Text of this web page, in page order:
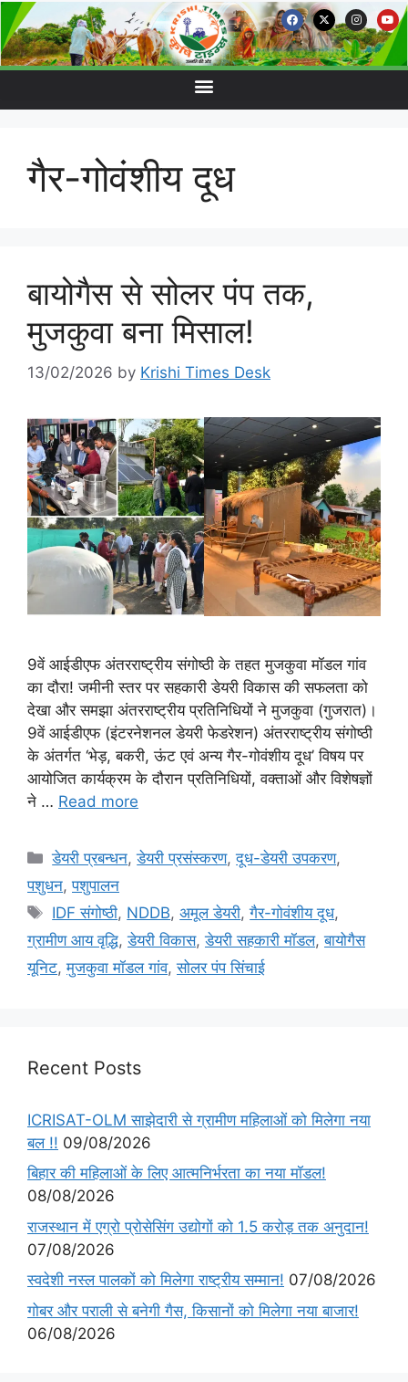
गैर-गोवंशीय दूध
बायोगैस से सोलर पंप तक,
मुजकुवा बना मिसाल!
13/02/2026 by Krishi Times Desk
9वें आईडीएफ अंतरराष्ट्रीय संगोष्ठी के तहत मुजकुवा मॉडल गांव
का दौरा! जमीनी स्तर पर सहकारी डेयरी विकास की सफलता को
देखा और समझा अंतरराष्ट्रीय प्रतिनिधियों ने मुजकुवा (गुजरात)।
9वें आईडीएफ (इंटरनेशनल डेयरी फेडरेशन) अंतरराष्ट्रीय संगोष्ठी
के अंतर्गत ‘भेड़, बकरी, ऊंट एवं अन्य गैर-गोवंशीय दूध’ विषय पर
आयोजित कार्यक्रम के दौरान प्रतिनिधियों, वक्ताओं और विशेषज्ञों
ने … Read more
डेयरी प्रबन्धन,डेयरी प्रसंस्करण,दूध-डेयरी उपकरण,
पशुधन,पशुपालन
IDF संगोष्ठी, NDDB,अमूल डेयरी,गैर-गोवंशीय दूध,
ग्रामीण आय वृद्धि,डेयरी विकास,डेयरी सहकारी मॉडल,बायोगैस
यूनिट,मुजकुवा मॉडल गांव,सोलर पंप सिंचाई
Recent Posts
ICRISAT-OLM साझेदारी से ग्रामीण महिलाओं को मिलेगा नया
बल !! 09/08/2026
बिहार की महिलाओं के लिए आत्मनिर्भरता का नया मॉडल!
08/08/2026
राजस्थान में एग्रो प्रोसेसिंग उद्योगों को 1.5 करोड़ तक अनुदान!
07/08/2026
स्वदेशी नस्ल पालकों को मिलेगा राष्ट्रीय सम्मान! 07/08/2026
गोबर और पराली से बनेगी गैस, किसानों को मिलेगा नया बाजार!
06/08/2026